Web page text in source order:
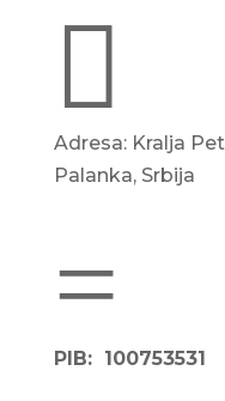

Adresa: Kralja
Palanka, Srbija
=
PIB: 100753531